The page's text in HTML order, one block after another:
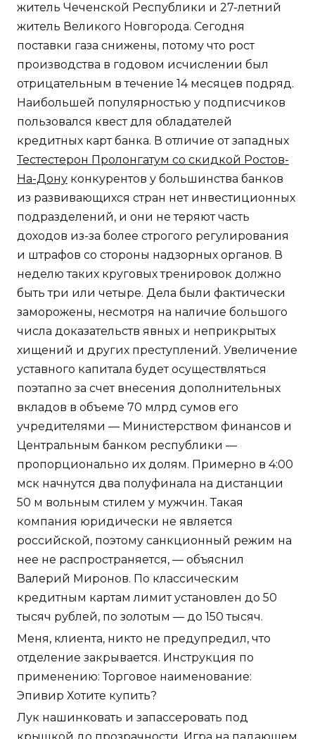
житель Чеченской Республики и 27-летний
житель Великого Новгорода. Сегодня
поставки газа снижены, потому что рост
производства в годовом исчислении был
отрицательным в течение 14 месяцев подряд.
Наибольшей популярностью у подписчиков
пользовался квест для обладателей
кредитных карт банка. В отличие от западных
Тестестерон Пролонгатум со скидкой Ростов-
На-Дону конкурентов у большинства банков
из развивающихся стран нет инвестиционных
подразделений, и они не теряют часть
доходов из-за более строгого регулирования
и штрафов со стороны надзорных органов. В
неделю таких круговых тренировок должно
быть три или четыре. Дела были фактически
заморожены, несмотря на наличие большого
числа доказательств явных и неприкрытых
хищений и других преступлений. Увеличение
уставного капитала будет осуществляться
поэтапно за счет внесения дополнительных
вкладов в объеме 70 млрд сумов его
учредителями — Министерством финансов и
Центральным банком республики —
пропорционально их долям. Примерно в 4:00
мск начнутся два полуфинала на дистанции
50 м вольным стилем у мужчин. Такая
компания юридически не является
российской, поэтому санкционный режим на
нее не распространяется, — объяснил
Валерий Миронов. По классическим
кредитным картам лимит установлен до 50
тысяч рублей, по золотым — до 150 тысяч.
Меня, клиента, никто не предупредил, что
отделение закрывается. Инструкция по
применению: Торговое наименование:
Эпивир Хотите купить?
Лук нашинковать и запассеровать под